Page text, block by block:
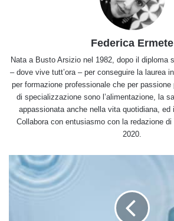
Federica Ermete
Nata a Busto Arsizio nel 1982, dopo il diploma
– dove vive tutt’ora – per conseguire la laurea
per formazione professionale che per
di specializzazione sono l’alimentazione, la
appassionata anche nella vita quotidiana, ed
Collabora con entusiasmo con la redazione
2020.
Acqua
micellare,
il